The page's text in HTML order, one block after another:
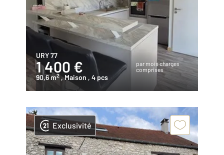
URY 77
1 400 €
par mois charges
comprises
90,6 m2 , Maison , 4 pcs
Exclusivité